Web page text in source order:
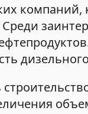
компаний,